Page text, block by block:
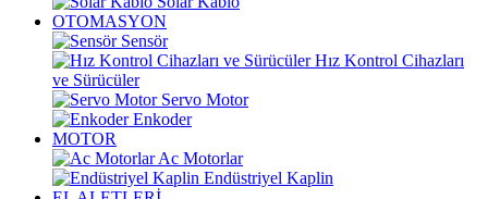
OTOMASYON
Sensör
Hız Kontrol Cihazları
ve Sürücüler
Servo Motor
Enkoder
MOTOR
Ac Motorlar
Endüstriyel Kaplin